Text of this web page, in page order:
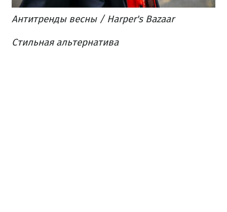
Антитренды весны / Harper's Bazaar
Стильная альтернатива